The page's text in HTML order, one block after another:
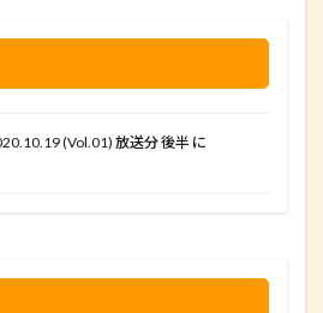
(Vol.01) 放送分 後半 に